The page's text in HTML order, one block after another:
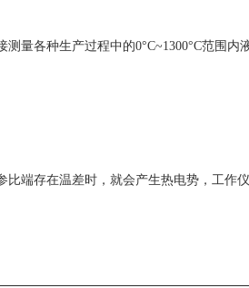
各种生产过程中的0°C~1300°C范围内
端存在温差时，就会产生热电势，工作